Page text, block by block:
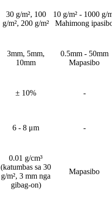
30 g/m², 100
g/m², 200 g/m²
10 g/m² - 1000 g/
Mahimong
3mm, 5mm,
10mm
0.5mm - 50mm
Mapasibo
± 10% -
6 - 8 μm -
0.01 g/cm³
(katumbas sa 30
g/m², 3 mm nga
gibag-on)
Mapasibo